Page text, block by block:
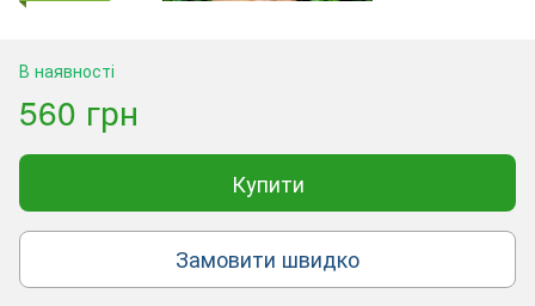
В наявності
560 грн
Купити
Замовити швидко